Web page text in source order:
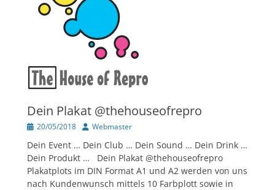
Dein Plakat @thehouseofrepro
Veröffentlicht
20/05/2018 Author
Webmaster
Dein Event … Dein Club … Dein Sound … Dein Drink …
Dein Produkt … Dein Plakat @thehouseofrepro
Plakatplots im DIN Format A1 und A2 werden von uns
nach Kundenwunsch mittels 10 Farbplott sowie in